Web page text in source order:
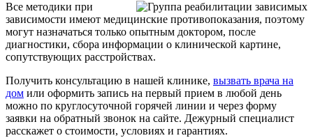
Все методики при
зависимости имеют медицинские противопоказания, поэтому
могут назначаться только опытным доктором, после
диагностики, сбора информации о клинической картине,
сопутствующих расстройствах.
Получить консультацию в нашей клинике, вызвать врача на
дом или оформить запись на первый прием в любой день
можно по круглосуточной горячей линии и через форму
заявки на обратный звонок на сайте. Дежурный специалист
расскажет о стоимости, условиях и гарантиях.